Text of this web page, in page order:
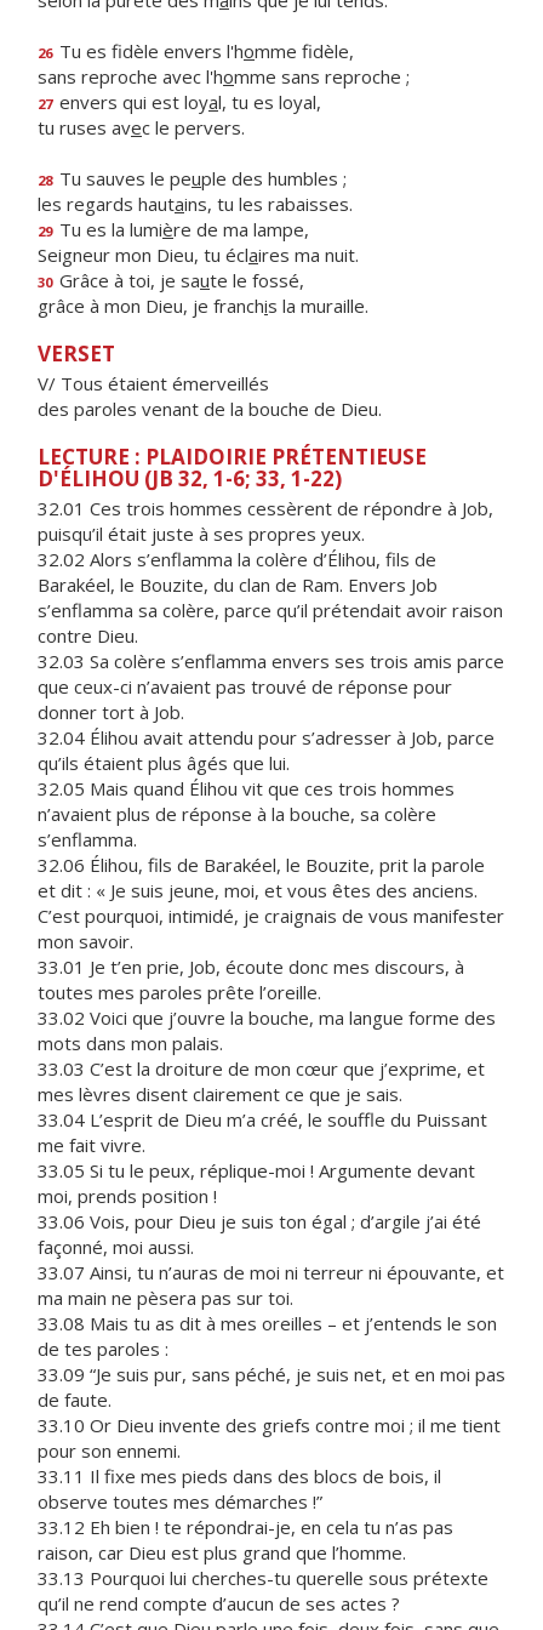
26 Tu es fidèle envers l'homme fidèle,
sans reproche avec l'homme sans reproche ;
27 envers qui est loyal, tu es loyal,
tu ruses avec le pervers.
28 Tu sauves le peuple des humbles ;
les regards hautains, tu les rabaisses.
29 Tu es la lumière de ma lampe,
Seigneur mon Dieu, tu éclaires ma nuit.
30 Grâce à toi, je saute le fossé,
grâce à mon Dieu, je franchis la muraille.
VERSET
V/ Tous étaient émerveillés
des paroles venant de la bouche de Dieu.
LECTURE : PLAIDOIRIE PRÉTENTIEUSE
D'ÉLIHOU (JB 32, 1-6; 33, 1-22)
32.01 Ces trois hommes cessèrent de répondre à Job,
puisqu’il était juste à ses propres yeux.
32.02 Alors s’enflamma la colère d’Élihou, fils de
Barakéel, le Bouzite, du clan de Ram. Envers Job
s’enflamma sa colère, parce qu’il prétendait avoir raison
contre Dieu.
32.03 Sa colère s’enflamma envers ses trois amis parce
que ceux-ci n’avaient pas trouvé de réponse pour
donner tort à Job.
32.04 Élihou avait attendu pour s’adresser à Job, parce
qu’ils étaient plus âgés que lui.
32.05 Mais quand Élihou vit que ces trois hommes
n’avaient plus de réponse à la bouche, sa colère
s’enflamma.
32.06 Élihou, fils de Barakéel, le Bouzite, prit la parole
et dit : « Je suis jeune, moi, et vous êtes des anciens.
C’est pourquoi, intimidé, je craignais de vous manifester
mon savoir.
33.01 Je t’en prie, Job, écoute donc mes discours, à
toutes mes paroles prête l’oreille.
33.02 Voici que j’ouvre la bouche, ma langue forme des
mots dans mon palais.
33.03 C’est la droiture de mon cœur que j’exprime, et
mes lèvres disent clairement ce que je sais.
33.04 L’esprit de Dieu m’a créé, le souffle du Puissant
me fait vivre.
33.05 Si tu le peux, réplique-moi ! Argumente devant
moi, prends position !
33.06 Vois, pour Dieu je suis ton égal ; d’argile j’ai été
façonné, moi aussi.
33.07 Ainsi, tu n’auras de moi ni terreur ni épouvante, et
ma main ne pèsera pas sur toi.
33.08 Mais tu as dit à mes oreilles – et j’entends le son
de tes paroles :
33.09 “Je suis pur, sans péché, je suis net, et en moi pas
de faute.
33.10 Or Dieu invente des griefs contre moi ; il me tient
pour son ennemi.
33.11 Il fixe mes pieds dans des blocs de bois, il
observe toutes mes démarches !”
33.12 Eh bien ! te répondrai-je, en cela tu n’as pas
raison, car Dieu est plus grand que l’homme.
33.13 Pourquoi lui cherches-tu querelle sous prétexte
qu’il ne rend compte d’aucun de ses actes ?